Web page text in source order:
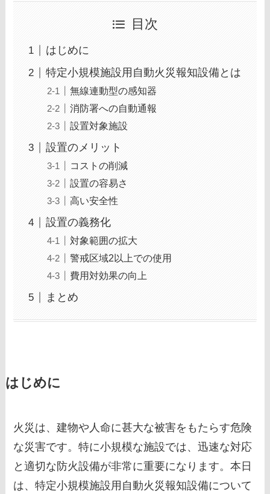
目次
はじめに
特定小規模施設用自動火災報知設備とは
無線連動型の感知器
消防署への自動通報
設置対象施設
設置のメリット
コストの削減
設置の容易さ
高い安全性
設置の義務化
対象範囲の拡大
警戒区域2以上での使用
費用対効果の向上
まとめ
はじめに
火災は、建物や人命に甚大な被害をもたらす危険
な災害です。特に小規模な施設では、迅速な対応
と適切な防火設備が非常に重要になります。本日
は、特定小規模施設用自動火災報知設備について